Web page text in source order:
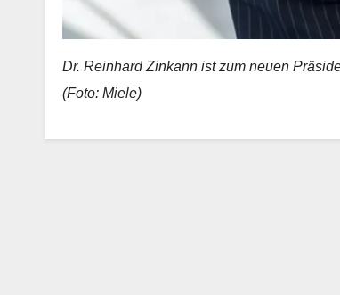
Dr. Reinhard Zinkann ist zum neuen
(Foto: Miele)